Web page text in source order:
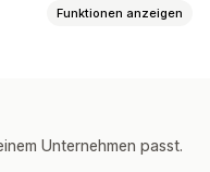
Funktionen anzeigen
Unternehmen passt.